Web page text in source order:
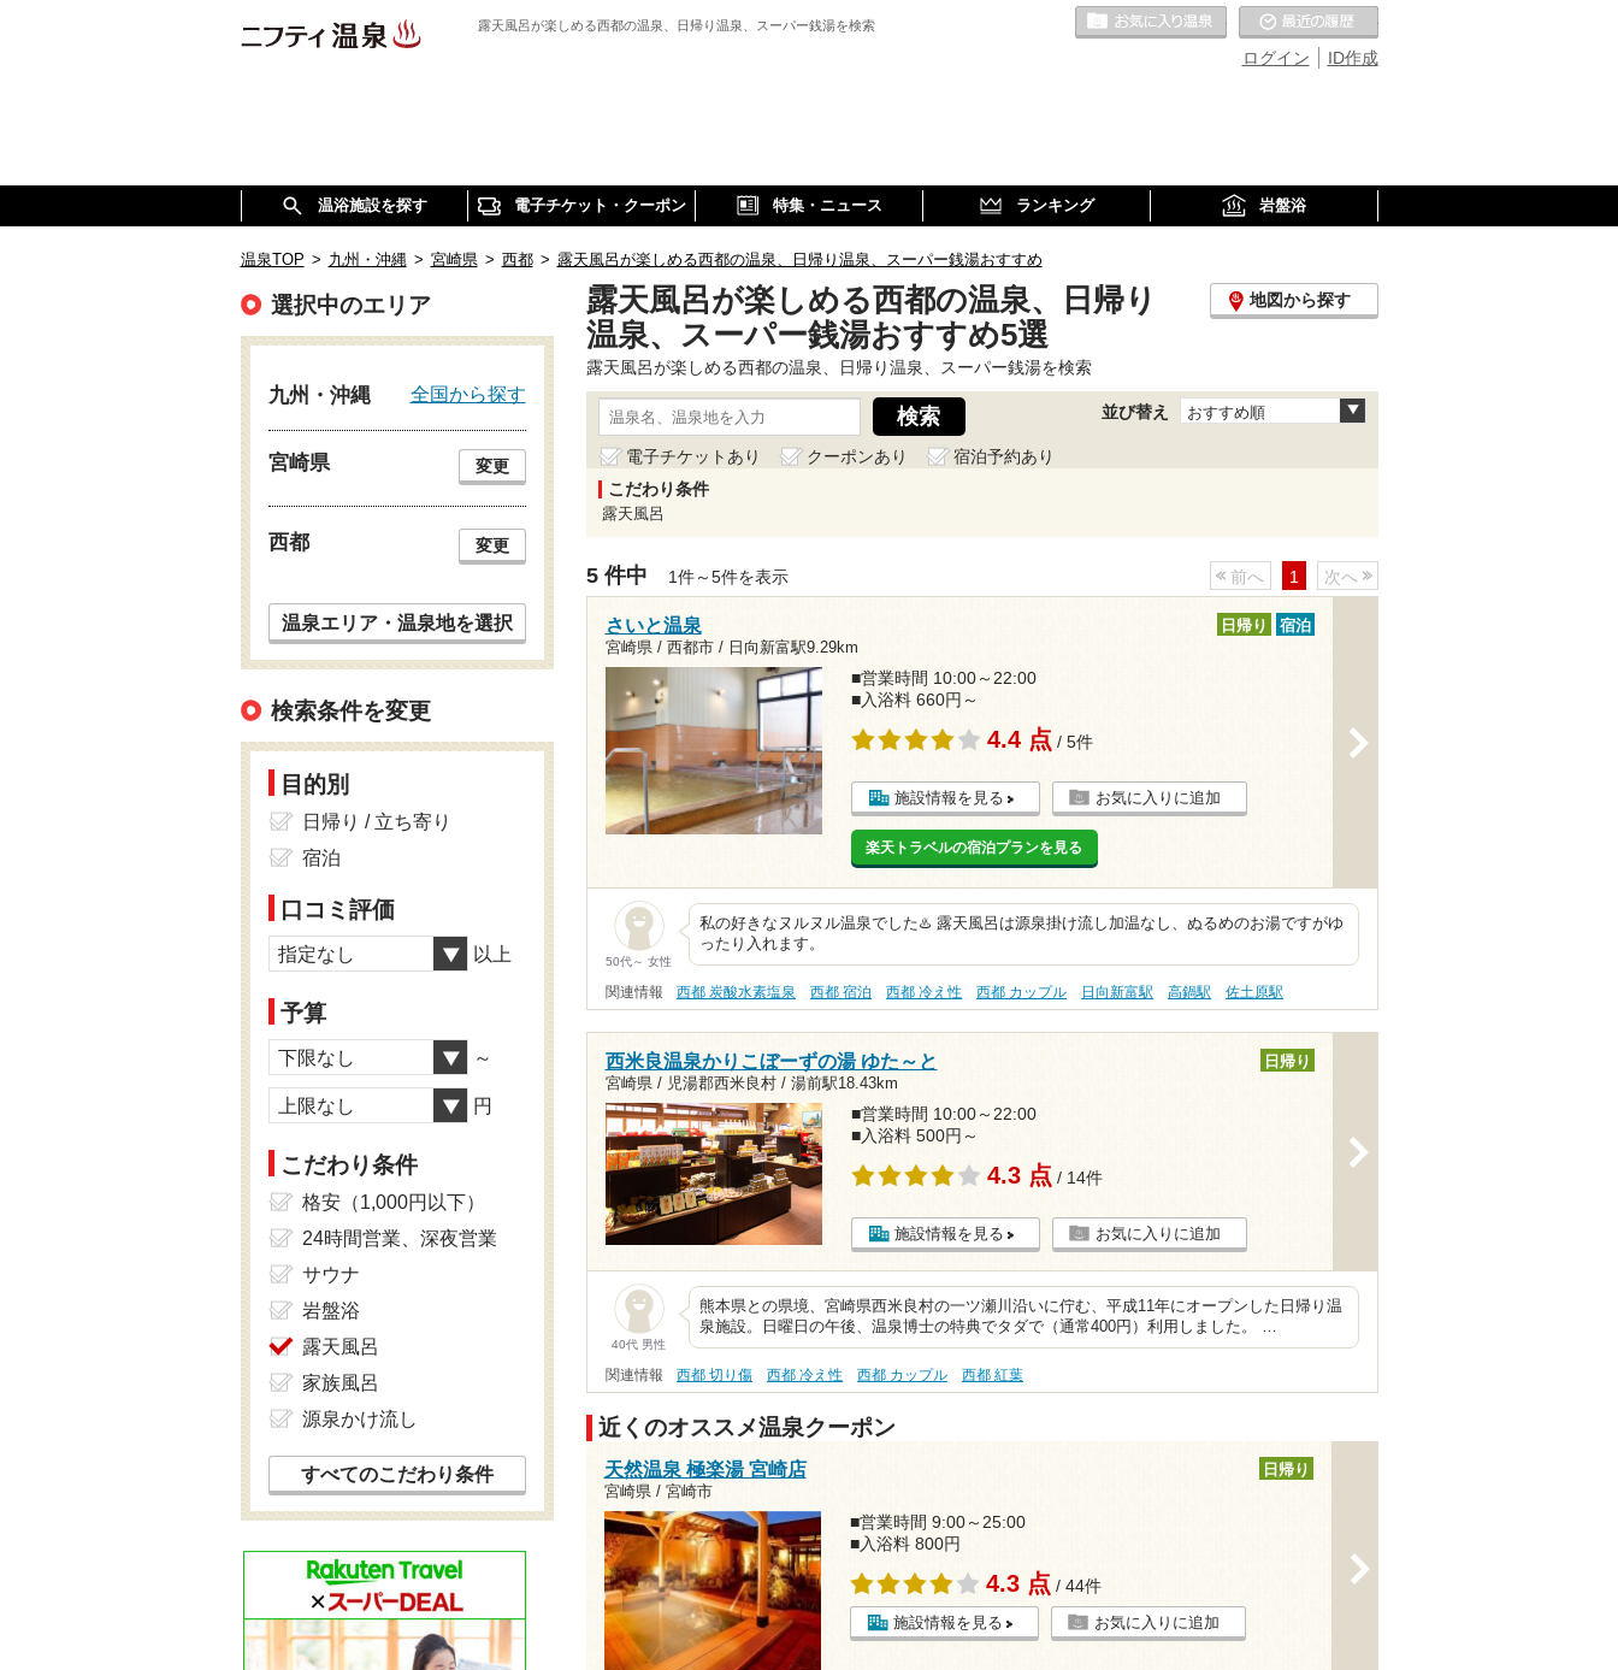
露天風呂が楽しめる西都の温泉、日帰り温泉、スーパー銭湯を検索
ID作成
ログイン
お気に入りの温泉
温浴施設を探す 電子チケット・クーポン 特集・ニュース ランキング 岩盤浴
温泉TOP > 九州・沖縄 > 宮崎県 > 西都 > 露天風呂が楽しめる西都の温泉、日帰り温泉、スーパー銭湯おすすめ
露天風呂が楽しめる西都の温泉、日帰り
温泉、スーパー銭湯おすすめ5選
地図から探す
露天風呂が楽しめる西都の温泉、日帰り温泉、スーパー銭湯を検索
並び替え おすすめ順
電子チケットあり クーポンあり
宿泊予約あり
こだわり条件
露天風呂
5 件中 1件～5件を表示 前へ 1 次へ
さいと温泉
宮崎県 / 西都市 / 日向新富駅9.29km
日帰り 宿泊
■営業時間 10:00～22:00
■入浴料 660円～
4.4 点 / 5件
施設情報を見る お気に入りに追加
楽天トラベルの宿泊プランを見る
50代～ 女性
私の好きなヌルヌル温泉でした♨️ 露天風呂は源泉掛け流し加温なし、ぬるめのお湯ですがゆ
ったり入れます。
関連情報 西都 炭酸水素塩泉 西都 宿泊 西都 冷え性 西都 カップル 日向新富駅 高鍋駅 佐土原駅
西米良温泉かりこぼーずの湯 ゆた～と
宮崎県 / 児湯郡西米良村 / 湯前駅18.43km
日帰り
■営業時間 10:00～22:00
■入浴料 500円～
4.3 点 / 14件
施設情報を見る お気に入りに追加
40代 男性
熊本県との県境、宮崎県西米良村の一ツ瀬川沿いに佇む、平成11年にオープンした日帰り温
泉施設。日曜日の午後、温泉博士の特典でタダで（通常400円）利用しました。 …
関連情報 西都 切り傷 西都 冷え性 西都 カップル 西都 紅葉
近くのオススメ温泉クーポン
天然温泉 極楽湯 宮崎店
宮崎県 / 宮崎市
日帰り
■営業時間 9:00～25:00
■入浴料 800円
4.3 点 / 44件
施設情報を見る お気に入りに追加
選択中のエリア
九州・沖縄 全国から探す
宮崎県 変更
西都 変更
温泉エリア・温泉地を選択
検索条件を変更
目的別
日帰り / 立ち寄り
宿泊
口コミ評価
指定なし 以上
予算
下限なし ～
上限なし 円
こだわり条件
格安（1,000円以下）
24時間営業、深夜営業
サウナ
岩盤浴
露天風呂
家族風呂
源泉かけ流し
すべてのこだわり条件